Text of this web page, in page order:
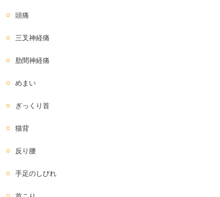
頭痛
三叉神経痛
肋間神経痛
めまい
ぎっくり首
猫背
反り腰
手足のしびれ